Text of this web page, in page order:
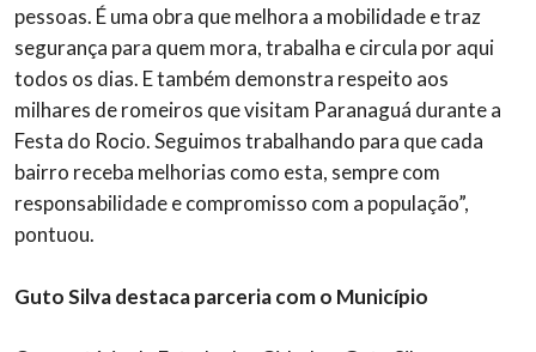
pessoas. É uma obra que melhora a mobilidade e traz
segurança para quem mora, trabalha e circula por aqui
todos os dias. E também demonstra respeito aos
milhares de romeiros que visitam Paranaguá durante a
Festa do Rocio. Seguimos trabalhando para que cada
bairro receba melhorias como esta, sempre com
responsabilidade e compromisso com a população”,
pontuou.
Guto Silva destaca parceria com o Município